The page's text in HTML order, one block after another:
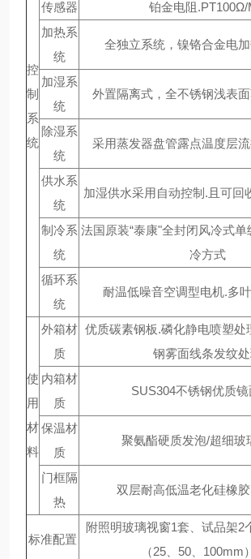
控
制
系
统
传感器
铂金电阻.PT100Ω/
加热系
统
全独立系统，镍铬合金电
加湿系
统
外置隔离式，全不锈钢浅表
除湿系
统
采用蒸发器盘管露点温度层
供水系
统
加湿供水采用自动控制.且可回
制冷系
统
法国原装“泰康"全封闭风冷式单
冷方式
循环系
统
耐温低噪音空调型电机.多
使
用
材
料
外箱材
质
优质碳素钢板.磷化静电喷塑处
钢雾面线条发纹
内箱材
质
SUS304不锈钢优质镜
保温材
质
聚氨酯硬质发泡/超细玻
门框隔
热
双层耐高低温老化硅橡
标准配置
附照明玻璃视窗1套、试品架2
（25、50、100mm